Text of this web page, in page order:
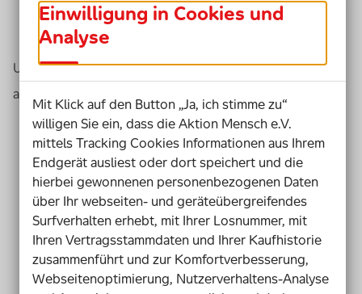
Sehr viel Geld
oder ein Haus.
Und weil sie mit den Losen
andere Menschen unterstützen können.
Einwilligung in Cookies und
Analyse
Mit Klick auf den Button „Ja, ich stimme zu“
willigen Sie ein, dass die Aktion Mensch e.V.
mittels Tracking Cookies Informationen aus Ihrem
Endgerät ausliest oder dort speichert und die
hierbei gewonnenen personenbezogenen Daten
über Ihr webseiten- und geräteübergreifendes
Surfverhalten erhebt, mit Ihrer Losnummer, mit
Ihren Vertragsstammdaten und Ihrer Kaufhistorie
zusammenführt und zur Komfortverbesserung,
Webseitenoptimierung, Nutzerverhaltens-Analyse